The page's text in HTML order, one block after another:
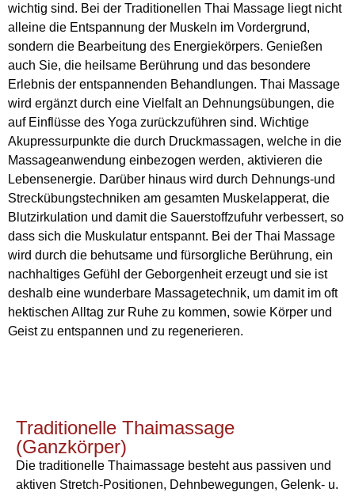
wichtig sind. Bei der Traditionellen Thai Massage liegt nicht
alleine die Entspannung der Muskeln im Vordergrund,
sondern die Bearbeitung des Energiekörpers. Genießen
auch Sie, die heilsame Berührung und das besondere
Erlebnis der entspannenden Behandlungen. Thai Massage
wird ergänzt durch eine Vielfalt an Dehnungsübungen, die
auf Einflüsse des Yoga zurückzuführen sind. Wichtige
Akupressurpunkte die durch Druckmassagen, welche in die
Massageanwendung einbezogen werden, aktivieren die
Lebensenergie. Darüber hinaus wird durch Dehnungs-und
Streckübungstechniken am gesamten Muskelapperat, die
Blutzirkulation und damit die Sauerstoffzufuhr verbessert, so
dass sich die Muskulatur entspannt. Bei der Thai Massage
wird durch die behutsame und fürsorgliche Berührung, ein
nachhaltiges Gefühl der Geborgenheit erzeugt und sie ist
deshalb eine wunderbare Massagetechnik, um damit im oft
hektischen Alltag zur Ruhe zu kommen, sowie Körper und
Geist zu entspannen und zu regenerieren.
Traditionelle Thaimassage
(Ganzkörper)
Die traditionelle Thaimassage besteht aus passiven und
aktiven Stretch-Positionen, Dehnbewegungen, Gelenk- u.